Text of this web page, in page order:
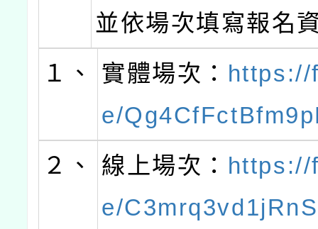
並依場次填寫報名
１、
實體場次：
e/
２、
線上場次：
e/